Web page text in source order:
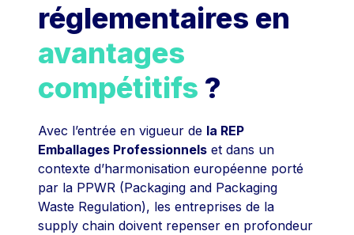
réglementaires en
avantages
compétitifs ?
Avec l’entrée en vigueur de la REP
Emballages Professionnels et dans un
contexte d’harmonisation européenne porté
par la PPWR (Packaging and Packaging
Waste Regulation), les entreprises de la
supply chain doivent repenser en profondeur